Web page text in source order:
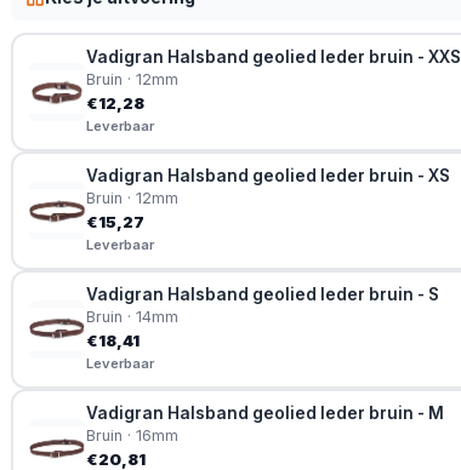
Vadigran Halsband geolied leder bruin - XXS
Bruin · 12mm
€12,28
Leverbaar
Vadigran Halsband geolied leder bruin - XS
Bruin · 12mm
€15,27
Leverbaar
Vadigran Halsband geolied leder bruin - S
Bruin · 14mm
€18,41
Leverbaar
Vadigran Halsband geolied leder bruin - M
Bruin · 16mm
€20,81